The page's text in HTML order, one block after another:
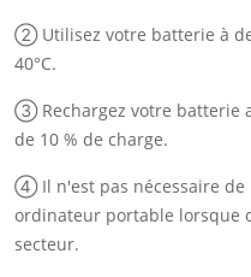
② Utilisez votre batterie à
40°C.
③ Rechargez votre batterie
de 10 % de charge.
④ Il n'est pas nécessaire
ordinateur portable lorsque
secteur.